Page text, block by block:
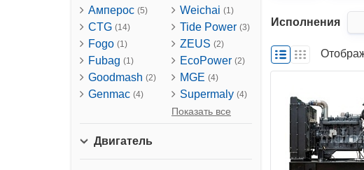
Амперос (5)
CTG (14)
Fogo (1)
Fubag (1)
Goodmash (2)
Genmac (4)
Weichai (1)
Tide Power (3)
ZEUS (2)
EcoPower (2)
MGE (4)
Supermaly (4)
Показать все
Двигатель
Исполнения